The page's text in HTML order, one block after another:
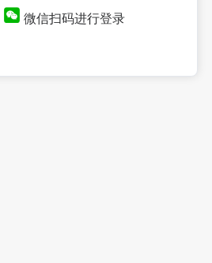
微信扫码进行登录